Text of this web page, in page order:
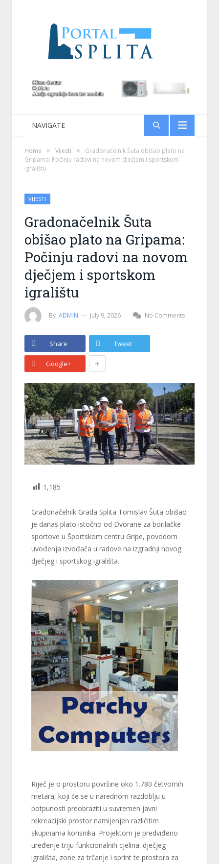
NAVIGATE
Home » Vijesti »
Gradonačelnik Šuta obišao plato na
Gripama: Počinju radovi na novom dječjem i sportskom
igralištu
VIJESTI
Gradonačelnik Šuta
obišao plato na Gripama:
Počinju radovi na novom
dječjem i sportskom
igralištu
By ADMIN July 9, 2026 No Comments
Share Tweet
Google+ +
1,185
Gradonačelnik Grada Splita Tomislav Šuta obišao
je danas plato istočno od Dvorane za borilačke
sportove u Športskom centru Gripe, povodom
uvođenja izvođača u radove na izgradnji novog
dječjeg i sportskog igrališta.
Riječ je o prostoru površine oko 1.780 četvornih
metara, koji će se u narednom razdoblju u
potpunosti preobraziti u suvremen javni
rekreacijski prostor namijenjen različitim
skupinama korisnika. Projektom je predviđeno
uređenje triju funkcionalnih cjelina: dječjeg
igrališta, zone za trčanje i sprint te prostora za